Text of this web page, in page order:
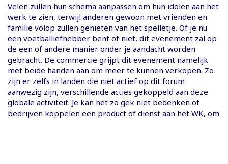
Velen zullen hun schema aanpassen om hun idolen aan het
werk te zien, terwijl anderen gewoon met vrienden en
familie volop zullen genieten van het spelletje. Of je nu
een voetballiefhebber bent of niet, dit evenement zal op
de een of andere manier onder je aandacht worden
gebracht. De commercie grijpt dit evenement namelijk
met beide handen aan om meer te kunnen verkopen. Zo
zijn er zelfs in landen die niet actief op dit forum
aanwezig zijn, verschillende acties gekoppeld aan deze
globale activiteit. Je kan het zo gek niet bedenken of
bedrijven koppelen een product of dienst aan het WK, om